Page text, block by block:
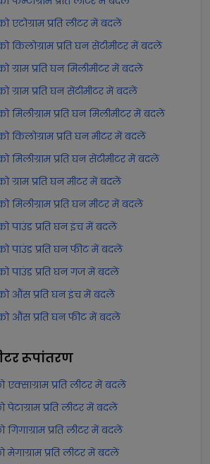
एटोग्राम प्रति लीटर में बदलें
को किलोग्राम प्रति घन सेंटीमीटर में बदलें
ग्राम प्रति घन मिलीमीटर में बदलें
ग्राम प्रति घन सेंटीमीटर में बदलें
मिलीग्राम प्रति घन मिलीमीटर में बदलें
किलोग्राम प्रति घन मीटर में बदलें
मिलीग्राम प्रति घन सेंटीमीटर में बदलें
ग्राम प्रति घन मीटर में बदलें
मिलीग्राम प्रति घन मीटर में बदलें
को पाउंड प्रति घन इंच में बदलें
को पाउंड प्रति घन फीट में बदलें
को पाउंड प्रति घन गज में बदलें
को औंस प्रति घन इंच में बदलें
को औंस प्रति घन फीट में बदलें
रूपांतरण
एक्साग्राम प्रति लीटर में बदलें
पेटाग्राम प्रति लीटर में बदलें
गिगाग्राम प्रति लीटर में बदलें
मेगाग्राम प्रति लीटर में बदलें